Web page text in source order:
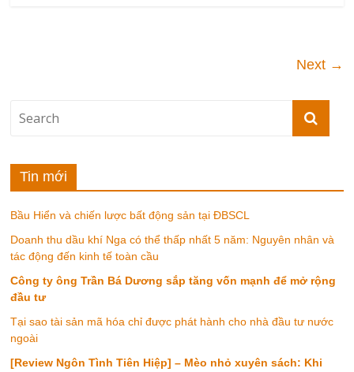
Next →
Tin mới
Bầu Hiển và chiến lược bất động sản tại ĐBSCL
Doanh thu dầu khí Nga có thể thấp nhất 5 năm: Nguyên nhân và
tác động đến kinh tế toàn cầu
Công ty ông Trần Bá Dương sắp tăng vốn mạnh để mở rộng
đầu tư
Tại sao tài sản mã hóa chỉ được phát hành cho nhà đầu tư nước
ngoài
[Review Ngôn Tình Tiên Hiệp] – Mèo nhỏ xuyên sách: Khi